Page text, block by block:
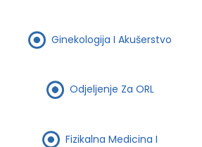
Ginekologija I Akušerstvo
Odjeljenje Za ORL
Fizikalna Medicina I